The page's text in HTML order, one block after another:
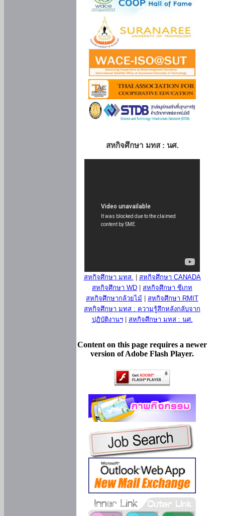
สหกิจศึกษา มทส : นศ.
สหกิจศึกษา มทส.
สหกิจศึกษา CANADA
สหกิจศึกษา WD
สหกิจศึกษา ซีเกท
สหกิจศึกษากล้วยไม้
สหกิจศึกษา RMIT
สหกิจศึกษา มทส : ความรู้สึกหลังกลับจาก
ปฏิบัติงานฯ| สหกิจศึกษา มทส : นศ.
Content on this page requires a newer
version of Adobe Flash Player.